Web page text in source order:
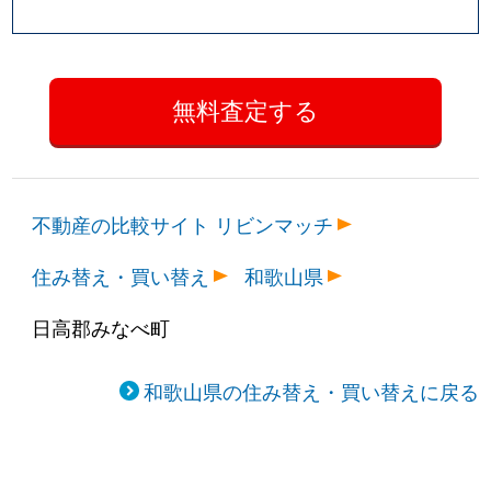
不動産の比較サイト リビンマッチ
住み替え・買い替え
和歌山県
日高郡みなべ町
和歌山県の住み替え・買い替えに戻る